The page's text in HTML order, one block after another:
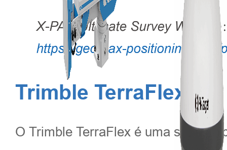
Trimble TerraFlex
O Trimble TerraFlex é uma solução